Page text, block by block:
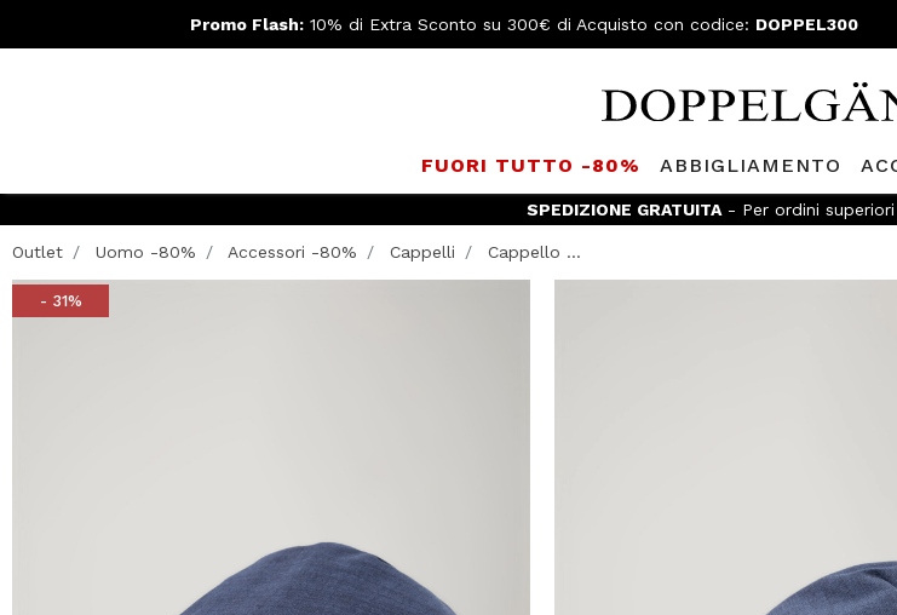
Promo Flash:10% di Extra Sconto su 300€ di Acquisto con codice: DOPPEL300
FUORI TUTTO -80% ABBIGLIAMENTO
SPEDIZIONE GRATUITA - Per ordini
Outlet Uomo -80% Accessori -80% Cappelli Cappello ...
- 31%